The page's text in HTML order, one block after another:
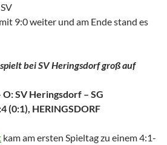
9:0 weiter und am Ende stand es
bei SV Heringsdorf groß auf
SV Heringsdorf – SG
(0:1), HERINGSDORF
kam am ersten Spieltag zu einem 4:1-